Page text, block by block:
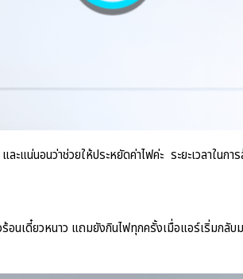
น่นอนว่าช่วยให้ประหยัดค่าไฟค่ะ ระยะเวลาในก
นเดี๋ยวหนาว แถมยังกินไฟทุกครั้งเมื่อแอร์เริ่มกลับ